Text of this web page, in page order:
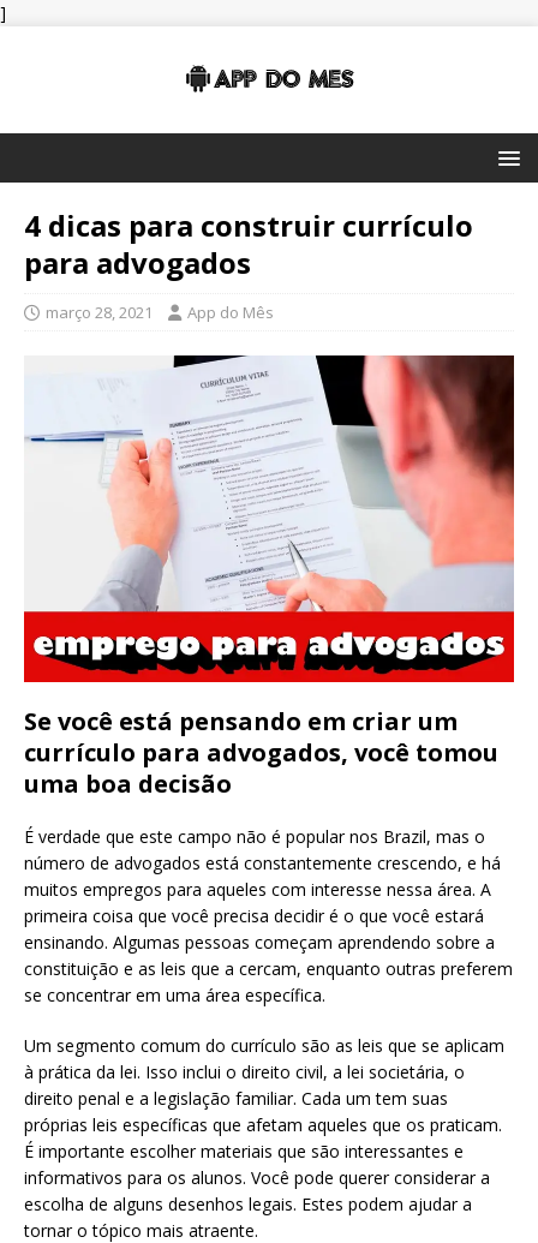
]
4 dicas para construir currículo
para advogados
março 28, 2021 App do Mês
Se você está pensando em criar um
currículo para advogados, você tomou
uma boa decisão
É verdade que este campo não é popular nos Brazil, mas o
número de advogados está constantemente crescendo, e há
muitos empregos para aqueles com interesse nessa área. A
primeira coisa que você precisa decidir é o que você estará
ensinando. Algumas pessoas começam aprendendo sobre a
constituição e as leis que a cercam, enquanto outras preferem
se concentrar em uma área específica.
Um segmento comum do currículo são as leis que se aplicam
à prática da lei. Isso inclui o direito civil, a lei societária, o
direito penal e a legislação familiar. Cada um tem suas
próprias leis específicas que afetam aqueles que os praticam.
É importante escolher materiais que são interessantes e
informativos para os alunos. Você pode querer considerar a
escolha de alguns desenhos legais. Estes podem ajudar a
tornar o tópico mais atraente.